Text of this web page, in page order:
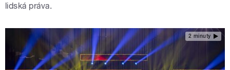
lidská práva.
2 minuty